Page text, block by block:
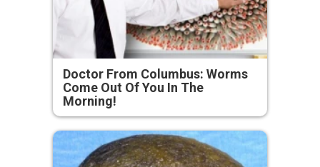
Doctor From Columbus: Worms
Come Out Of You In The
Morning!